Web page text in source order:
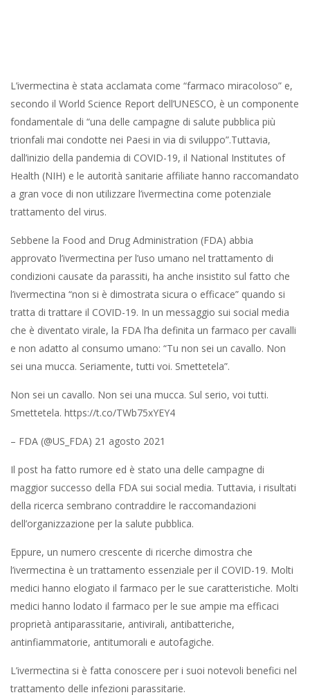
L’ivermectina è stata acclamata come “farmaco miracoloso” e,
secondo il World Science Report dell’UNESCO, è un componente
fondamentale di “una delle campagne di salute pubblica più
trionfali mai condotte nei Paesi in via di sviluppo”.Tuttavia,
dall’inizio della pandemia di COVID-19, il National Institutes of
Health (NIH) e le autorità sanitarie affiliate hanno raccomandato
a gran voce di non utilizzare l’ivermectina come potenziale
trattamento del virus.
Sebbene la Food and Drug Administration (FDA) abbia
approvato l’ivermectina per l’uso umano nel trattamento di
condizioni causate da parassiti, ha anche insistito sul fatto che
l’ivermectina “non si è dimostrata sicura o efficace” quando si
tratta di trattare il COVID-19. In un messaggio sui social media
che è diventato virale, la FDA l’ha definita un farmaco per cavalli
e non adatto al consumo umano: “Tu non sei un cavallo. Non
sei una mucca. Seriamente, tutti voi. Smettetela”.
Non sei un cavallo. Non sei una mucca. Sul serio, voi tutti.
Smettetela. https://t.co/TWb75xYEY4
– FDA (@US_FDA) 21 agosto 2021
Il post ha fatto rumore ed è stato una delle campagne di
maggior successo della FDA sui social media. Tuttavia, i risultati
della ricerca sembrano contraddire le raccomandazioni
dell’organizzazione per la salute pubblica.
Eppure, un numero crescente di ricerche dimostra che
l’ivermectina è un trattamento essenziale per il COVID-19. Molti
medici hanno elogiato il farmaco per le sue caratteristiche. Molti
medici hanno lodato il farmaco per le sue ampie ma efficaci
proprietà antiparassitarie, antivirali, antibatteriche,
antinfiammatorie, antitumorali e autofagiche.
L’ivermectina si è fatta conoscere per i suoi notevoli benefici nel
trattamento delle infezioni parassitarie.